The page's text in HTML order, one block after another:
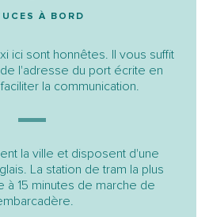
À BORD
ici sont honnêtes. Il vous suffit
l'adresse du port écrite en
la communication.
la ville et disposent d'une
La station de tram la plus
à 15 minutes de marche de